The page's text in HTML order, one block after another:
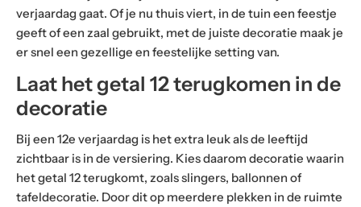
verjaardag gaat. Of je nu thuis viert, in de tuin een feestje
geeft of een zaal gebruikt, met de juiste decoratie maak je
er snel een gezellige en feestelijke setting van.
Laat het getal 12 terugkomen in de
decoratie
Bij een 12e verjaardag is het extra leuk als de leeftijd
zichtbaar is in de versiering. Kies daarom decoratie waarin
het getal 12 terugkomt, zoals slingers, ballonnen of
tafeldecoratie. Door dit op meerdere plekken in de ruimte